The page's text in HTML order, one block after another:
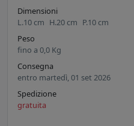
Dimensioni
L.10 cm H.20 cm P.10 cm
Peso
fino a 0,0 Kg
Consegna
entro martedì, 01 set 2026
Spedizione
gratuita